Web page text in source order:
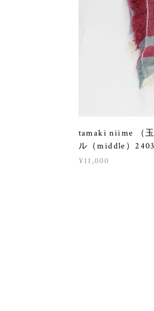
tamaki niime （
ル（middle）
¥11,000